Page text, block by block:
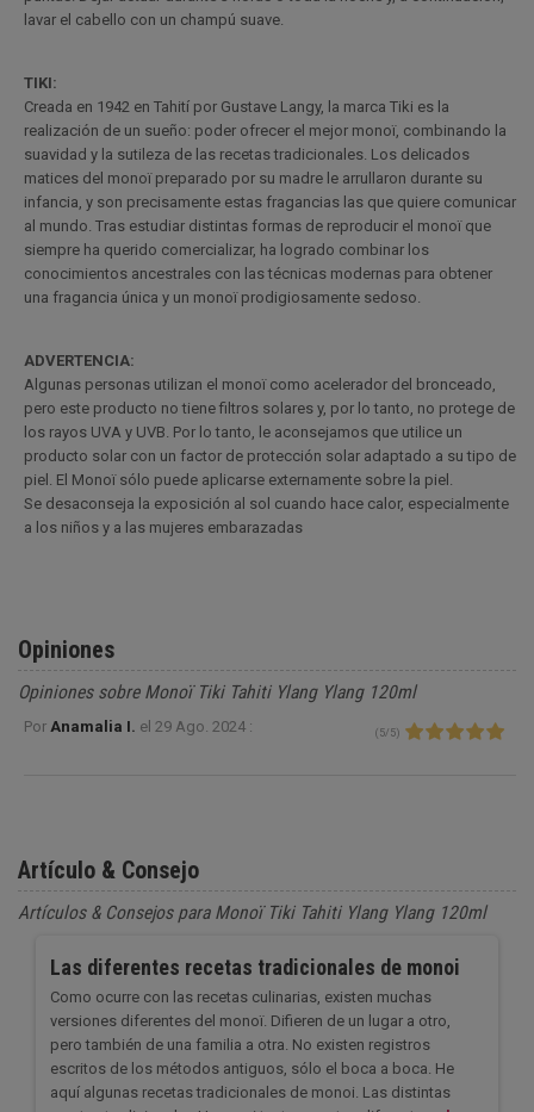
lavar el cabello con un champú suave.
TIKI:
Creada en 1942 en Tahití por Gustave Langy, la marca Tiki es la
realización de un sueño: poder ofrecer el mejor monoï, combinando la
suavidad y la sutileza de las recetas tradicionales. Los delicados
matices del monoï preparado por su madre le arrullaron durante su
infancia, y son precisamente estas fragancias las que quiere comunicar
al mundo. Tras estudiar distintas formas de reproducir el monoï que
siempre ha querido comercializar, ha logrado combinar los
conocimientos ancestrales con las técnicas modernas para obtener
una fragancia única y un monoï prodigiosamente sedoso.
ADVERTENCIA:
Algunas personas utilizan el monoï como acelerador del bronceado,
pero este producto no tiene filtros solares y, por lo tanto, no protege de
los rayos UVA y UVB. Por lo tanto, le aconsejamos que utilice un
producto solar con un factor de protección solar adaptado a su tipo de
piel. El Monoï sólo puede aplicarse externamente sobre la piel.
Se desaconseja la exposición al sol cuando hace calor, especialmente
a los niños y a las mujeres embarazadas
Opiniones
Opiniones sobre Monoï Tiki Tahiti Ylang Ylang 120ml
Por Anamalia I. el 29 Ago. 2024 : ( 5/ 5)
Artículo & Consejo
Artículos & Consejos para Monoï Tiki Tahiti Ylang Ylang 120ml
Las diferentes recetas tradicionales de monoi
Como ocurre con las recetas culinarias, existen muchas
versiones diferentes del monoï. Difieren de un lugar a otro,
pero también de una familia a otra. No existen registros
escritos de los métodos antiguos, sólo el boca a boca. He
aquí algunas recetas tradicionales de monoi. Las distintas